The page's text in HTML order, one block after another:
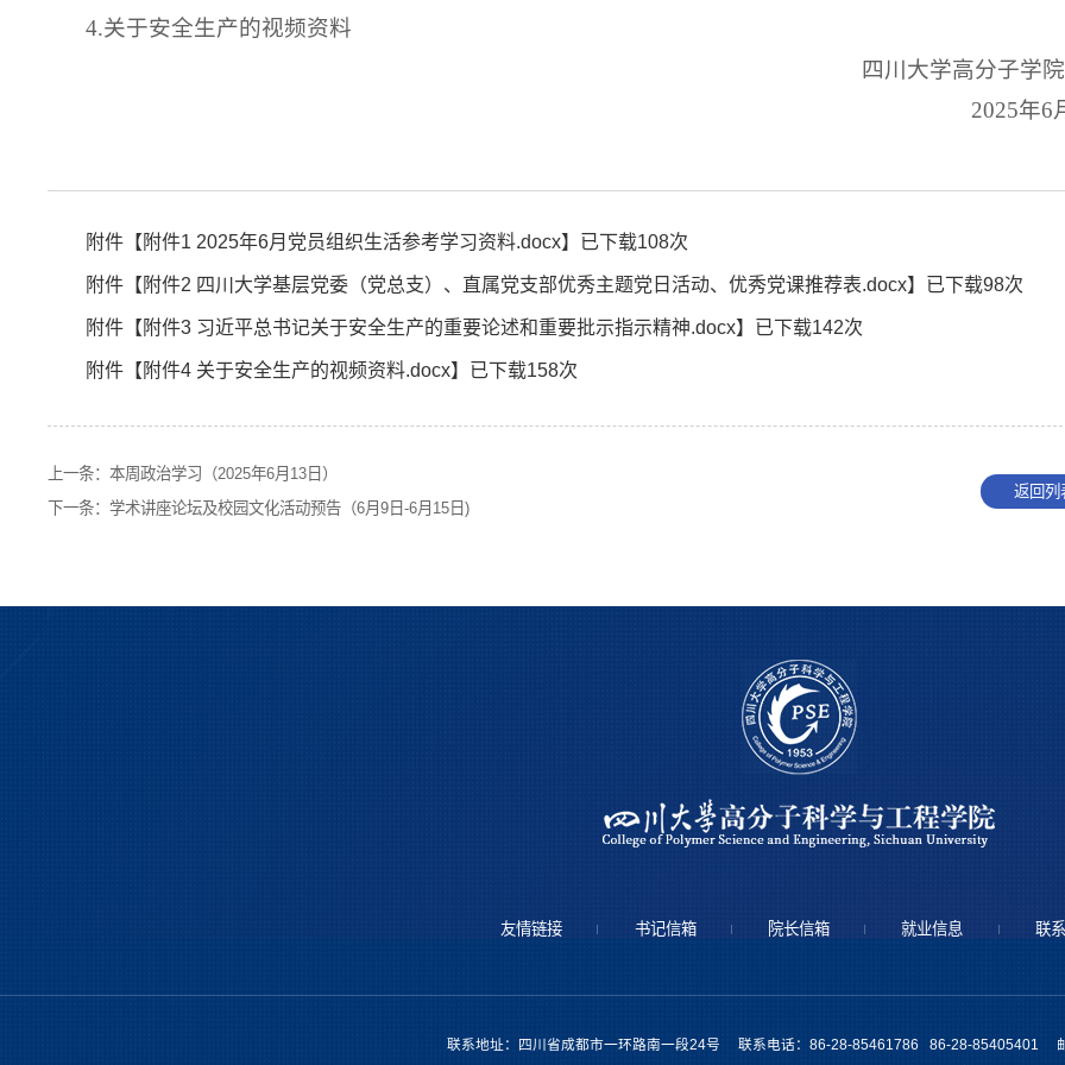
4.关于安全生产的视频资料
四川大学高分子学
2025年6
附件【 附件1 2025年6月党员组织生活参考学习资料.docx】已下载108次
附件【 附件2 四川大学基层党委（党总支）、直属党支部优秀主题党日活动、优秀党课推荐表.docx】已下载98次
附件【 附件3 习近平总书记关于安全生产的重要论述和重要批示指示精神.docx】已下载142次
附件【 附件4 关于安全生产的视频资料.docx】已下载158次
上一条：本周政治学习（2025年6月13日）
下一条：学术讲座论坛及校园文化活动预告（6月9日-6月15日)
返回列
友情链接 书记信箱 院长信箱 就业信息 联
联系地址：四川省成都市一环路南一段24号 联系电话：86-28-85461786 86-28-85405401